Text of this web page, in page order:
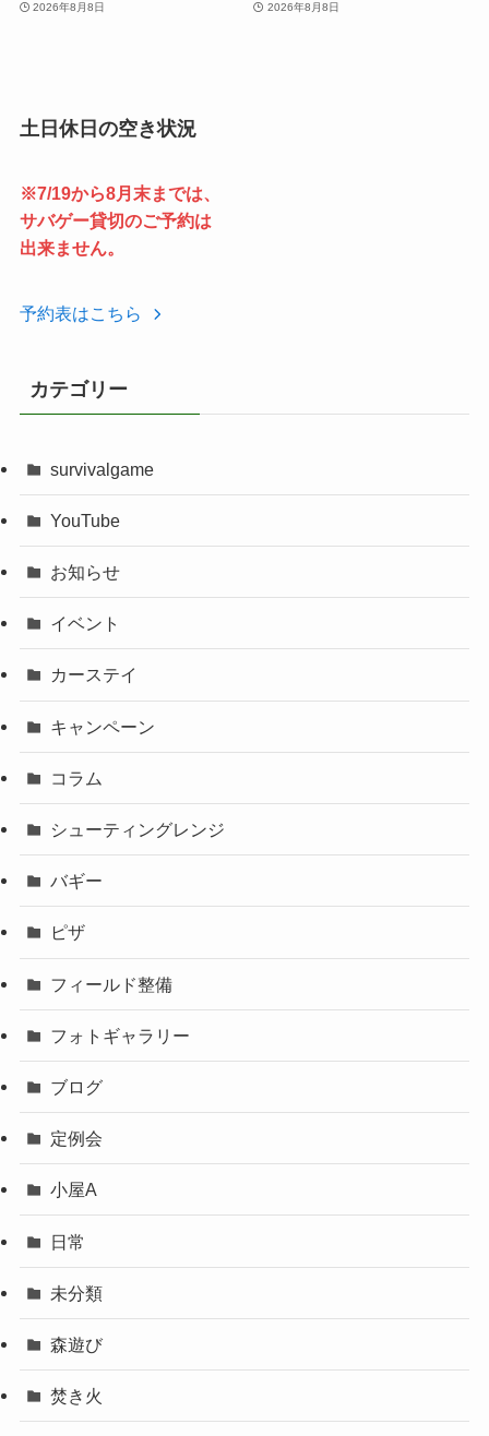
2026年8月8日 2026年8月8日
土日休日の空き状況
※7/19から8月末までは、
サバゲー貸切のご予約は
出来ません。
予約表はこちら
カテゴリー
survivalgame
YouTube
お知らせ
イベント
カーステイ
キャンペーン
コラム
シューティングレンジ
バギー
ピザ
フィールド整備
フォトギャラリー
ブログ
定例会
小屋A
日常
未分類
森遊び
焚き火